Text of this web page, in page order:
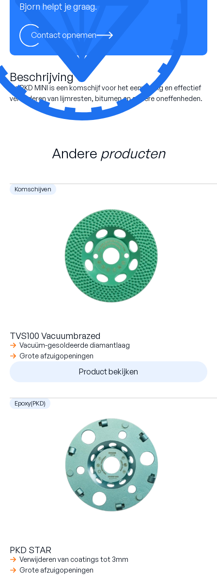
Bjorn helpt je graag.
Contact opnemen
Beschrijving
De PKD MINI is een komschijf voor het eenvoudig en effectief
verwijderen van lijmresten, bitumen en andere oneffenheden.
Andere producten
Komschijven
TVS100 Vacuumbrazed
Vacuüm-gesoldeerde diamantlaag
Grote afzuigopeningen
Product bekijken
Epoxy(PKD)
PKD STAR
Verwijderen van coatings tot 3mm
Grote afzuigopeningen